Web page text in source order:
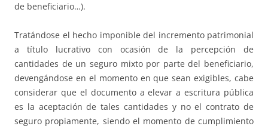
de beneficiario…).
Tratándose el hecho imponible del incremento patrimonial
a título lucrativo con ocasión de la percepción de
cantidades de un seguro mixto por parte del beneficiario,
devengándose en el momento en que sean exigibles, cabe
considerar que el documento a elevar a escritura pública
es la aceptación de tales cantidades y no el contrato de
seguro propiamente, siendo el momento de cumplimiento